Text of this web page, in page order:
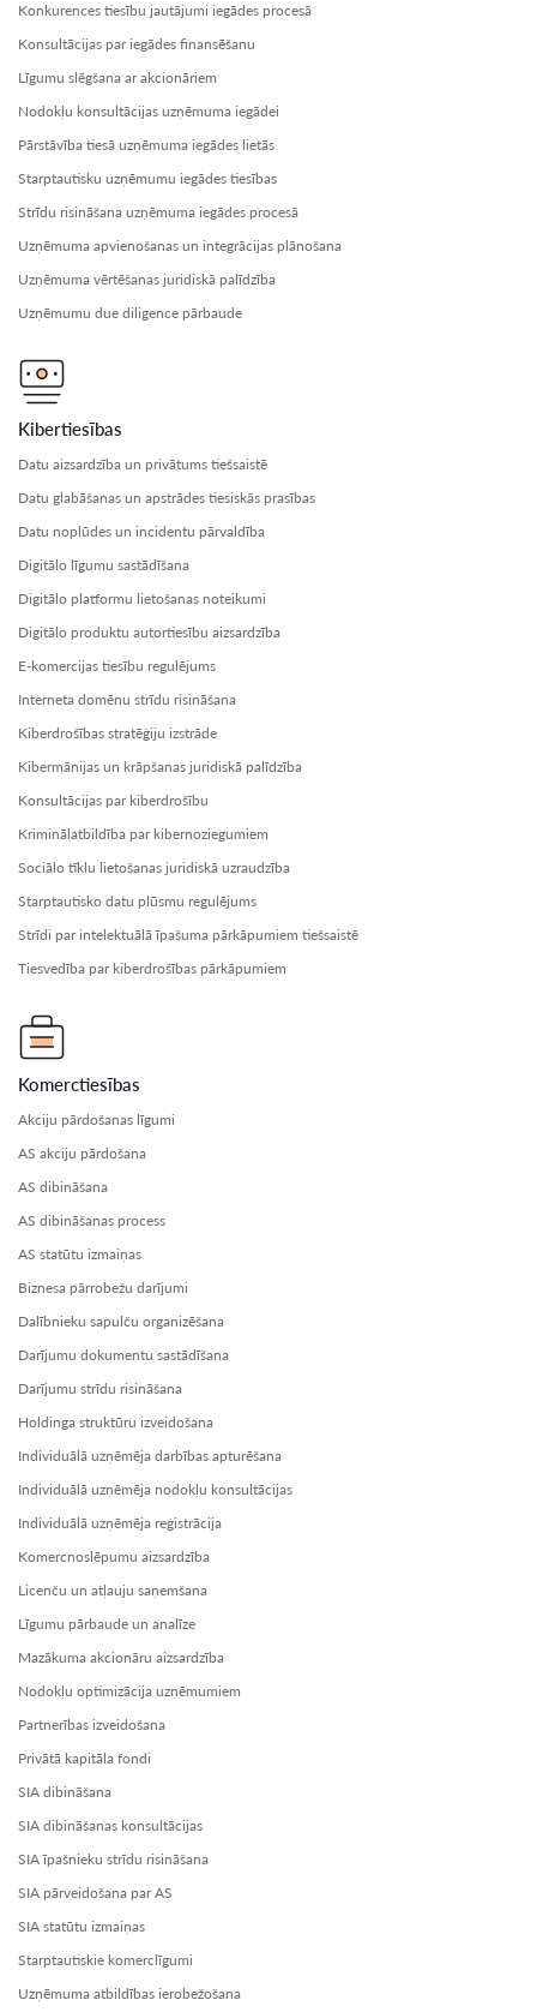
Konkurences tiesību jautājumi iegādes procesā
Konsultācijas par iegādes finansēšanu
Līgumu slēgšana ar akcionāriem
Nodokļu konsultācijas uzņēmuma iegādei
Pārstāvība tiesā uzņēmuma iegādes lietās
Starptautisku uzņēmumu iegādes tiesības
Strīdu risināšana uzņēmuma iegādes procesā
Uzņēmuma apvienošanas un integrācijas plānošana
Uzņēmuma vērtēšanas juridiskā palīdzība
Uzņēmumu due diligence pārbaude
Kibertiesības
Datu aizsardzība un privātums tiešsaistē
Datu glabāšanas un apstrādes tiesiskās prasības
Datu noplūdes un incidentu pārvaldība
Digitālo līgumu sastādīšana
Digitālo platformu lietošanas noteikumi
Digitālo produktu autortiesību aizsardzība
E-komercijas tiesību regulējums
Interneta domēnu strīdu risināšana
Kiberdrošības stratēģiju izstrāde
Kibermānijas un krāpšanas juridiskā palīdzība
Konsultācijas par kiberdrošību
Kriminālatbildība par kibernoziegumiem
Sociālo tīklu lietošanas juridiskā uzraudzība
Starptautisko datu plūsmu regulējums
Strīdi par intelektuālā īpašuma pārkāpumiem tiešsaistē
Tiesvedība par kiberdrošības pārkāpumiem
Komerctiesības
Akciju pārdošanas līgumi
AS akciju pārdošana
AS dibināšana
AS dibināšanas process
AS statūtu izmaiņas
Biznesa pārrobežu darījumi
Dalībnieku sapulču organizēšana
Darījumu dokumentu sastādīšana
Darījumu strīdu risināšana
Holdinga struktūru izveidošana
Individuālā uzņēmēja darbības apturēšana
Individuālā uzņēmēja nodokļu konsultācijas
Individuālā uzņēmēja reģistrācija
Komercnoslēpumu aizsardzība
Licenču un atļauju saņemšana
Līgumu pārbaude un analīze
Mazākuma akcionāru aizsardzība
Nodokļu optimizācija uzņēmumiem
Partnerības izveidošana
Privātā kapitāla fondi
SIA dibināšana
SIA dibināšanas konsultācijas
SIA īpašnieku strīdu risināšana
SIA pārveidošana par AS
SIA statūtu izmaiņas
Starptautiskie komerclīgumi
Uzņēmuma atbildības ierobežošana